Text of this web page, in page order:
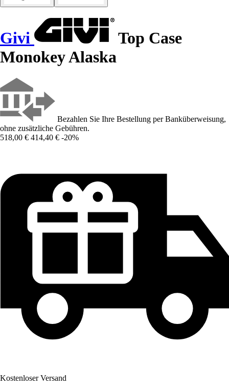
Givi
Top Case
Monokey Alaska
Bezahlen Sie Ihre Bestellung per Banküberweisung,
ohne zusätzliche Gebühren.
518,00 € 414,40 € -20%
Kostenloser Versand